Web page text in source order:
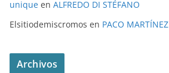
unique en ALFREDO DI STÉFANO
Elsitiodemiscromos en PACO MARTÍNEZ
Archivos